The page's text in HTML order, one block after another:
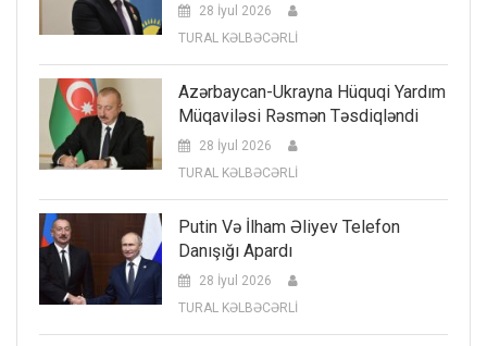
28 İyul 2026
TURAL KƏLBƏCƏRLİ
Azərbaycan-Ukrayna Hüquqi Yardım
Müqaviləsi Rəsmən Təsdiqləndi
28 İyul 2026
TURAL KƏLBƏCƏRLİ
Putin Və İlham Əliyev Telefon
Danışığı Apardı
28 İyul 2026
TURAL KƏLBƏCƏRLİ